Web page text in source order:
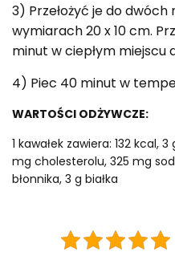
3) Przełożyć je do
wymiarach 20 x 10 cm.
minut w ciepłym miejscu
4) Piec 40 minut w
WARTOŚCI ODŻYWCZE:
1 kawałek zawiera: 132 kcal,
mg cholesterolu, 325 mg
błonnika, 3 g białka